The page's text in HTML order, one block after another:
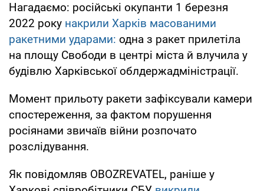
Нагадаємо: російські окупанти 1 березня
2022 року накрили Харків масованими
ракетними ударами: одна з ракет прилетіла
на площу Свободи в центрі міста й влучила у
будівлю Харківської облдержадміністрації.
Момент прильоту ракети зафіксували камери
спостереження, за фактом порушення
росіянами звичаїв війни розпочато
розслідування.
Як повідомляв OBOZREVATEL, раніше у